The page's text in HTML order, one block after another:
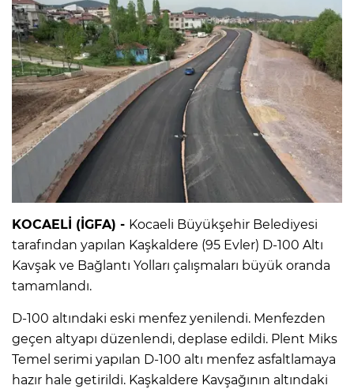
KOCAELİ (İGFA) - Kocaeli Büyükşehir Belediyesi
tarafından yapılan Kaşkaldere (95 Evler) D-100 Altı
Kavşak ve Bağlantı Yolları çalışmaları büyük oranda
tamamlandı.
D-100 altındaki eski menfez yenilendi. Menfezden
geçen altyapı düzenlendi, deplase edildi. Plent Miks
Temel serimi yapılan D-100 altı menfez asfaltlamaya
hazır hale getirildi. Kaşkaldere Kavşağının altındaki